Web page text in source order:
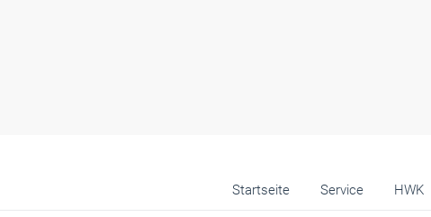
Startseite Service HWK